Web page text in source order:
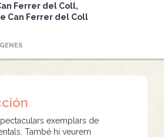
Ferrer del Coll
Can Ferrer del Coll
exemplars de
També hi veurem